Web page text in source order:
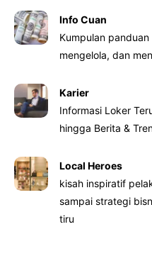
Info Cuan
Kumpulan
mengelola, dan
Karier
Informasi Loker
hingga Berita &
Local Heroes
kisah inspiratif
sampai strategi
tiru